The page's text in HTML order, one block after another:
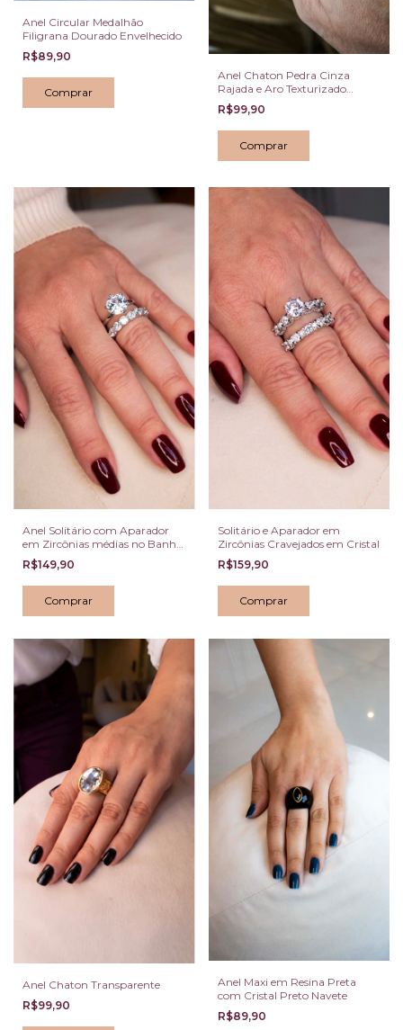
Anel Circular Medalhão
Filigrana Dourado Envelhecido
R$89,90
Anel Chaton Pedra Cinza
Rajada e Aro Texturizado
Regulável
R$99,90
Anel Solitário com Aparador
em Zircônias médias no Banho
de Ródio Branco
R$149,90
Comprar
Solitário e Aparador em
Zircônias Cravejados em Cristal
R$159,90
Comprar
Anel Chaton Transparente
R$99,90
Anel Maxi em Resina Preta
com Cristal Preto Navete
R$89,90